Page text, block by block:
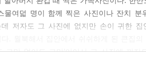
졌다. … 야든이는 힘이 좋아 읍내에서 멀지
복이 늦어 밤낮으로 세상이 바뀌는 영광
면 바로 달려가 인공기를 내리고 태극기를
물여덟 명이 함께 찍은 사진이나 잔치
데 저자도 그 사진에 없지만 손이 귀한
그만 없어도 그만’이어서 그 사진에 끼